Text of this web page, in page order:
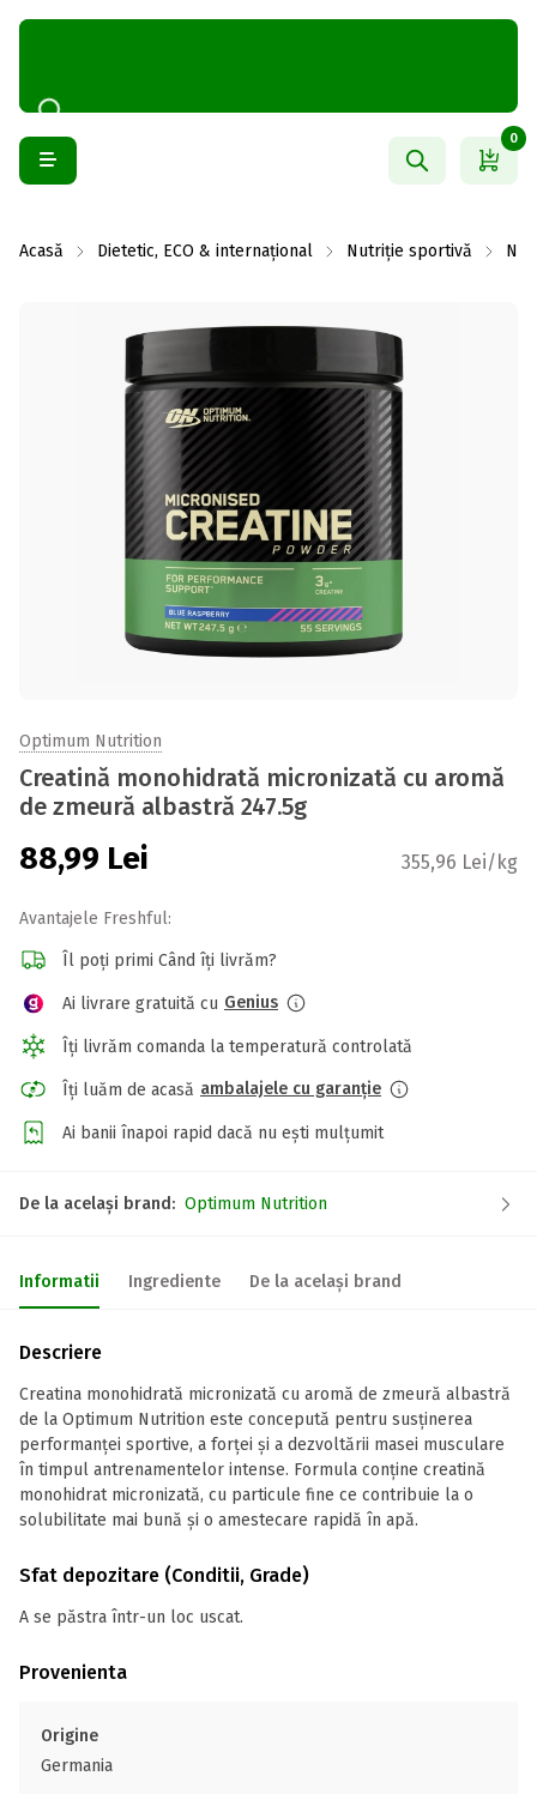
0
Acasă Dietetic, ECO & internațional Nutriție sportivă
Optimum Nutrition
Creatină monohidrată micronizată cu aromă
de zmeură albastră 247.5g
88,99 Lei 355,96 Lei/kg
Avantajele Freshful:
Îl poți primi Când îți livrăm?
Ai livrare gratuită cu Genius
Îți livrăm comanda la temperatură controlată
Îți luăm de acasă ambalajele cu garanție
Ai banii înapoi rapid dacă nu ești mulțumit
De la același brand: Optimum Nutrition
Informatii Ingrediente De la același brand
Descriere
Creatina monohidrată micronizată cu aromă de zmeură albastră
de la Optimum Nutrition este concepută pentru susținerea
performanței sportive, a forței și a dezvoltării masei musculare
în timpul antrenamentelor intense. Formula conține creatină
monohidrat micronizată, cu particule fine ce contribuie la o
solubilitate mai bună și o amestecare rapidă în apă.
Sfat depozitare (Conditii, Grade)
A se păstra într-un loc uscat.
Provenienta
Origine
Germania